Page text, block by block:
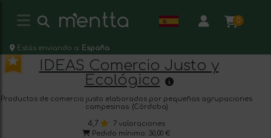
0
Estás enviando a: España
IDEAS Comercio Justo y
Ecológico
Productos de comercio justo elaborados por pequeñas agrupaciones
campesinas. (Córdoba)
4,7
7 valoraciones
Pedido mínimo: 30,00 €